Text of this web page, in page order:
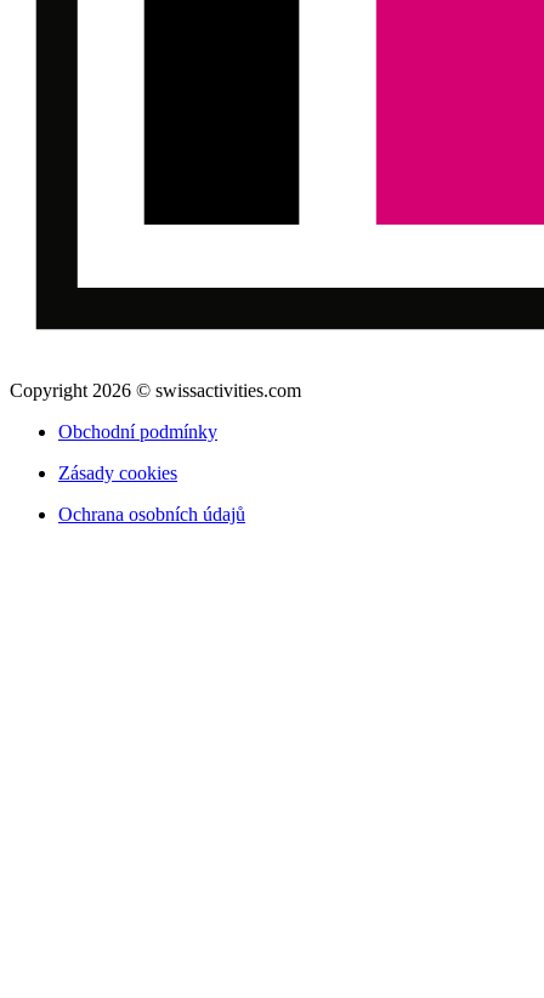
Copyright 2026 © swissactivities.com
Obchodní podmínky
Zásady cookies
Ochrana osobních údajů